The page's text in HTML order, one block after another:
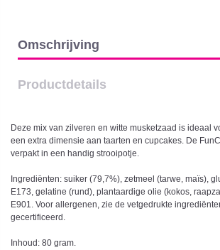
Omschrijving
Productdetails
Deze mix van zilveren en witte musketzaad is ideaal
een extra dimensie aan taarten en cupcakes. De
verpakt in een handig strooipotje.
Ingrediënten: suiker (79,7%), zetmeel (tarwe, maïs),
E173, gelatine (rund), plantaardige olie (kokos,
E901. Voor allergenen, zie de vetgedrukte
gecertificeerd.
Inhoud: 80 gram.